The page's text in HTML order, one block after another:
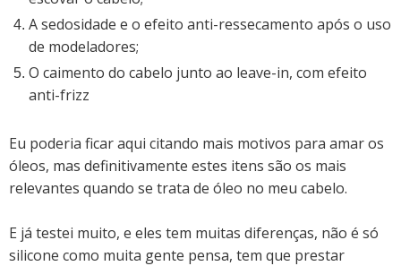
A sedosidade e o efeito anti-ressecamento após o uso
de modeladores;
O caimento do cabelo junto ao leave-in, com efeito
anti-frizz
Eu poderia ficar aqui citando mais motivos para amar os
óleos, mas definitivamente estes itens são os mais
relevantes quando se trata de óleo no meu cabelo.
E já testei muito, e eles tem muitas diferenças, não é só
silicone como muita gente pensa, tem que prestar